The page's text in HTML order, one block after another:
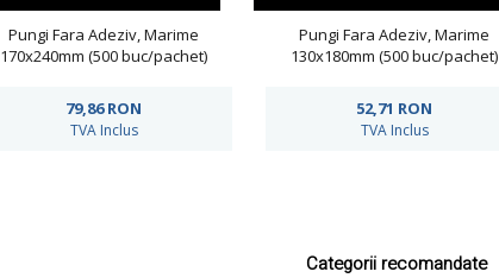
Pungi Fara Adeziv, Marime
170x240mm (500 buc/pachet)
79,86RON
TVA Inclus
Pungi Fara Adeziv, Marime
130x180mm (500 buc/pachet)
52,71 RON
TVA Inclus
Categorii recomandate